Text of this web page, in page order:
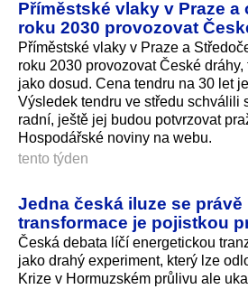
Příměstské vlaky v Praze
roku 2030 provozovat
Příměstské vlaky v Praze a
roku 2030 provozovat České
jako dosud. Cena tendru na 30 let
Výsledek tendru ve středu schválili
radní, ještě jej budou potvrzovat
Hospodářské noviny na webu.
tento týden
Jedna česká iluze se právě
transformace je pojistkou
Česká debata líčí energetickou
jako drahý experiment, který lze
Krize v Hormuzském průlivu ale